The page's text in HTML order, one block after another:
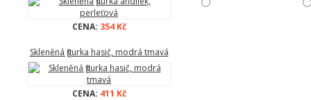
CENA: 354 Kč
Skleněná figurka hasič, modrá tmavá
CENA: 411 Kč